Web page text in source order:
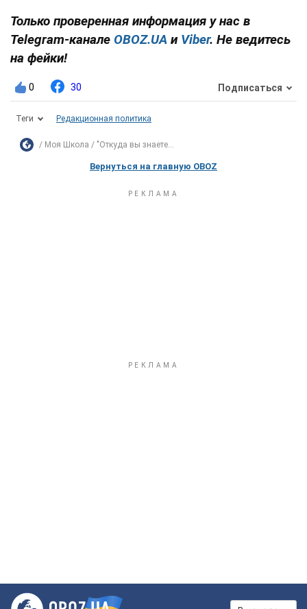
Только проверенная информация у нас в
Telegram-канале OBOZ.UA и Viber. Не ведитесь
на фейки!
0 30 Подписаться
Теги Редакционная политика
Моя Школа "Откуда вы знаете...
Вернуться на главную OBOZ